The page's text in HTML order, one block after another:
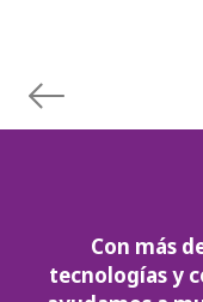
Con más
tecnologías y